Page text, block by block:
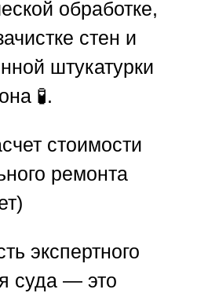
обработке,
стен и
штукатурки
🧪.
стоимости
ремонта
экспертного
суда — это